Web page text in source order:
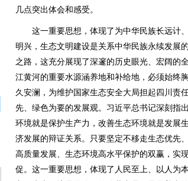
几点突出体会和感受。
这一重要思想，体现了为中华民族长远计、
明兴，生态文明建设是关系中华民族永续发展
之路，这充分展现了深邃的历史眼光、宏阔的
江黄河的重要水源涵养地和补给地，必须始终
久安澜，为维护国家生态安全大局担起四川责
先、绿色为要的发展观。习近平总书记深刻指
环境就是保护生产力，改善生态环境就是发展
济发展的辩证关系。只要坚定不移走生态优先
高质量发展、生态环境高水平保护的双赢，实
促。这一重要思想，体现了人民至上、以人为